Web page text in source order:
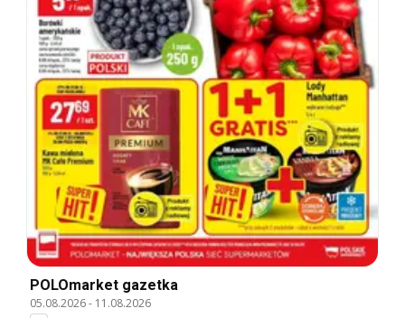
POLOmarket gazetka
05.08.2026- 11.08.2026